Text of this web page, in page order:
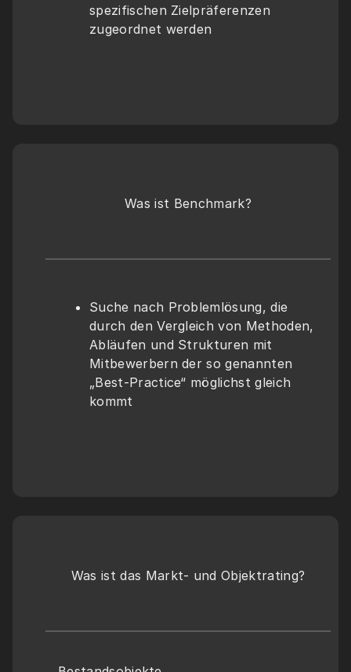
spezifischen Zielpräferenzen
zugeordnet werden
Was ist Benchmark?
Suche nach Problemlösung, die
durch den Vergleich von Methoden,
Abläufen und Strukturen mit
Mitbewerbern der so genannten
„Best-Practice“ möglichst gleich
kommt
Was ist das Markt- und Objektrating?